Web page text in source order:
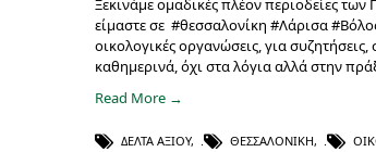
Ξεκινάμε ομαδικές πλέον περιοδείες
είμαστε σε #θεσσαλονίκη #Λάρισα
οικολογικές οργανώσεις, για
καθημερινά, όχι στα λόγια αλλά στην
Read More →
ΔΈΛΤΑ ΑΞΙΟΎ, ΘΕΣΣΑΛΟΝΊΚΗ,